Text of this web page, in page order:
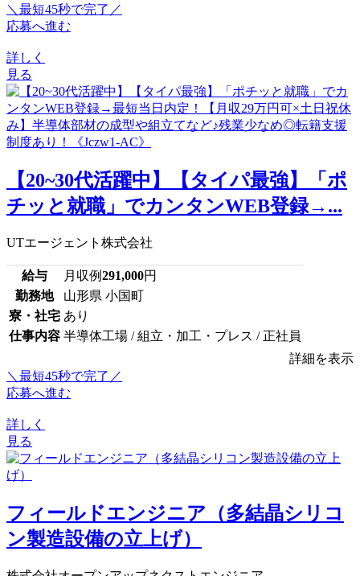
＼最短45秒で完了／
応募へ進む
詳しく
見る
【20~30代活躍中】【タイパ最強】「ポ
チッと就職」でカンタンWEB登録→...
UTエージェント株式会社
給与 月収例291,000円
勤務地
山形県 小国町
寮・社宅 あり
仕事内容 半導体工場 / 組立・加工・プレス / 正社員
詳細を表示
＼最短45秒で完了／
応募へ進む
詳しく
見る
フィールドエンジニア（多結晶シリコ
ン製造設備の立上げ）